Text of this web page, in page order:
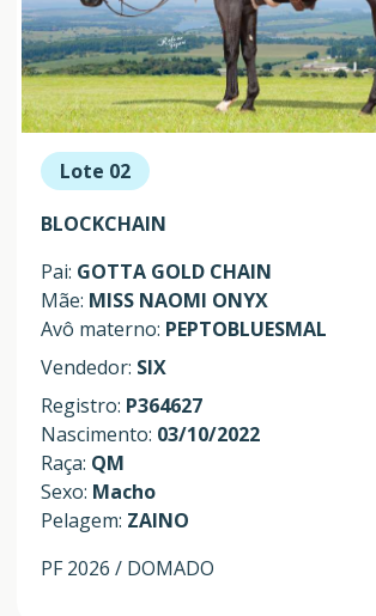
Lote 02
BLOCKCHAIN
Pai: GOTTA GOLD CHAIN
Mãe: MISS NAOMI ONYX
Avô materno: PEPTOBLUESMAL
Vendedor: SIX
Registro: P364627
Nascimento: 03/10/2022
Raça: QM
Sexo: Macho
Pelagem: ZAINO
PF 2026 / DOMADO